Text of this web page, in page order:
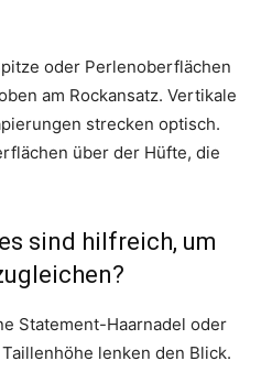
oder Perlenoberflächen
am Rockansatz. Vertikale
strecken optisch.
über der Hüfte, die
sind hilfreich, um
Statement-Haarnadel oder
lenken den Blick.